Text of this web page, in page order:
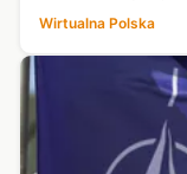
atakiem. Obrońcy
Wirtualna Polska